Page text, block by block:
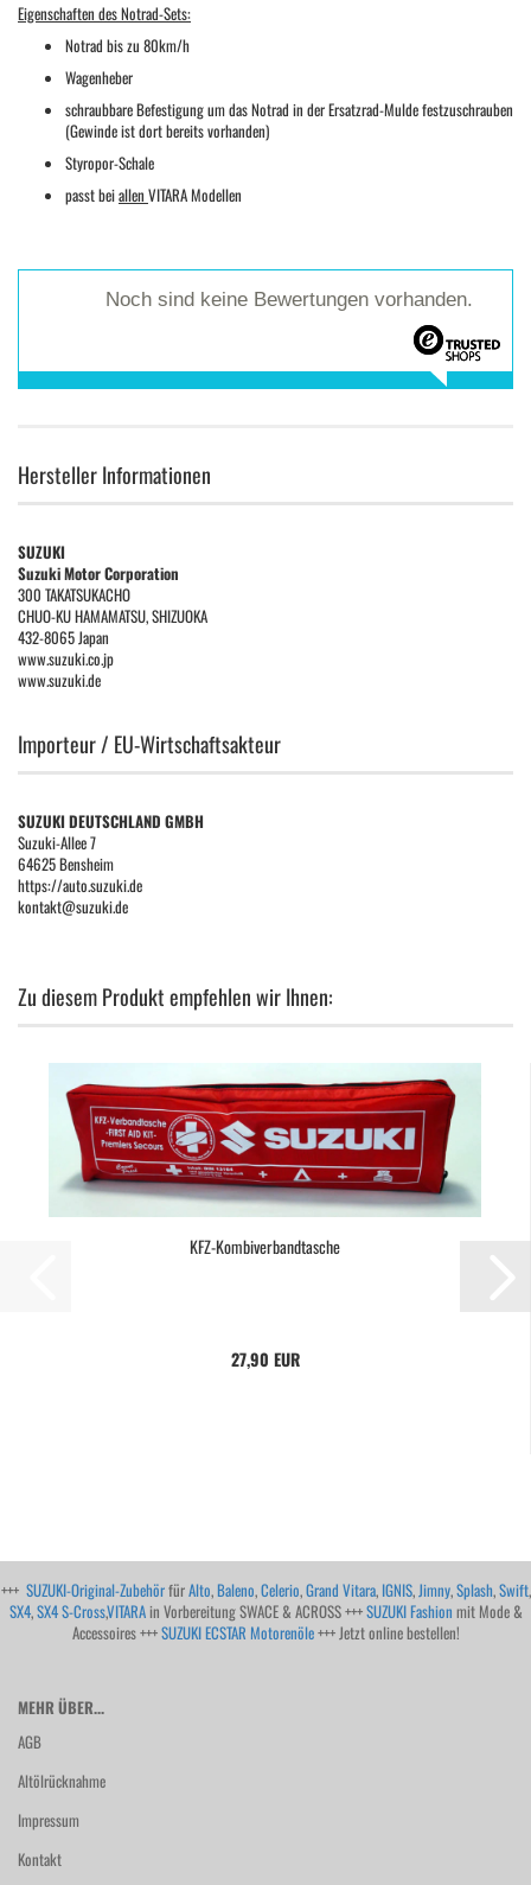
Eigenschaften des Notrad-Sets:
Notrad bis zu 80km/h
Wagenheber
schraubbare Befestigung um das Notrad in der Ersatzrad-Mulde festzuschrauben
(Gewinde ist dort bereits vorhanden)
Styropor-Schale
passt beiallen VITARA Modellen
Noch sind keine Bewertungen vorhanden.
Hersteller Informationen
SUZUKI
Suzuki Motor Corporation
300 TAKATSUKACHO
CHUO-KU HAMAMATSU, SHIZUOKA
432-8065 Japan
www.suzuki.co.jp
www.suzuki.de
Importeur / EU-Wirtschaftsakteur
SUZUKI DEUTSCHLAND GMBH
Suzuki-Allee 7
64625 Bensheim
https://auto.suzuki.de
kontakt@suzuki.de
Zu diesem Produkt empfehlen wir Ihnen:
KFZ-Kombiverbandtasche
27,90 EUR
+++ SUZUKI-Original-ZubehörfürAlto,Baleno,Celerio,Grand Vitara, IGNIS,Jimny,Splash,Swift,
SX4,SX4 S-Cross,VITARAin Vorbereitung SWACE & ACROSS +++SUZUKI Fashion mit Mode &
Accessoires +++SUZUKI ECSTAR Motorenöle+++ Jetzt online bestellen!
MEHR ÜBER...
AGB
Altölrücknahme
Impressum
Kontakt